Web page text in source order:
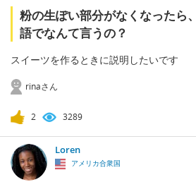
粉の生ぽい部分がなくなったら
語でなんて言うの？
スイーツを作るときに説明したいです
rinaさん
2 3289
Loren
アメリカ合衆国